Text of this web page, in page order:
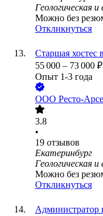
Геологическая и
Можно без
Откликнуться
Старшая хостес
55 000 – 73 000 ₽
Опыт 1-3 года
ООО Ресто-
3.8
•
19 отзывов
Екатеринбург
Геологическая и
Можно без
Откликнуться
Администратор